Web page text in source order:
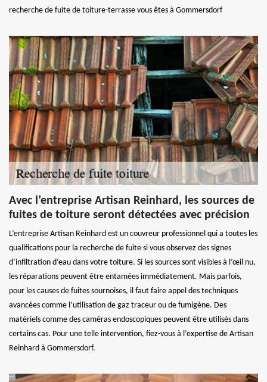
recherche de fuite de toiture-terrasse vous êtes à Gommersdorf
Avec l’entreprise Artisan Reinhard, les sources de
fuites de toiture seront détectées avec précision
L’entreprise Artisan Reinhard est un couvreur professionnel qui a toutes les
qualifications pour la recherche de fuite si vous observez des signes
d’infiltration d’eau dans votre toiture. Si les sources sont visibles à l’œil nu,
les réparations peuvent être entamées immédiatement. Mais parfois,
pour les causes de fuites sournoises, il faut faire appel des techniques
avancées comme l’utilisation de gaz traceur ou de fumigène. Des
matériels comme des caméras endoscopiques peuvent être utilisés dans
certains cas. Pour une telle intervention, fiez-vous à l’expertise de Artisan
Reinhard à Gommersdorf.